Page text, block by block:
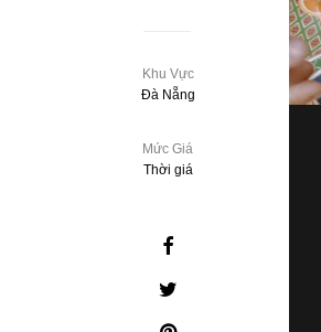
Khu Vực
Đà Nẵng
Mức Giá
Thời giá